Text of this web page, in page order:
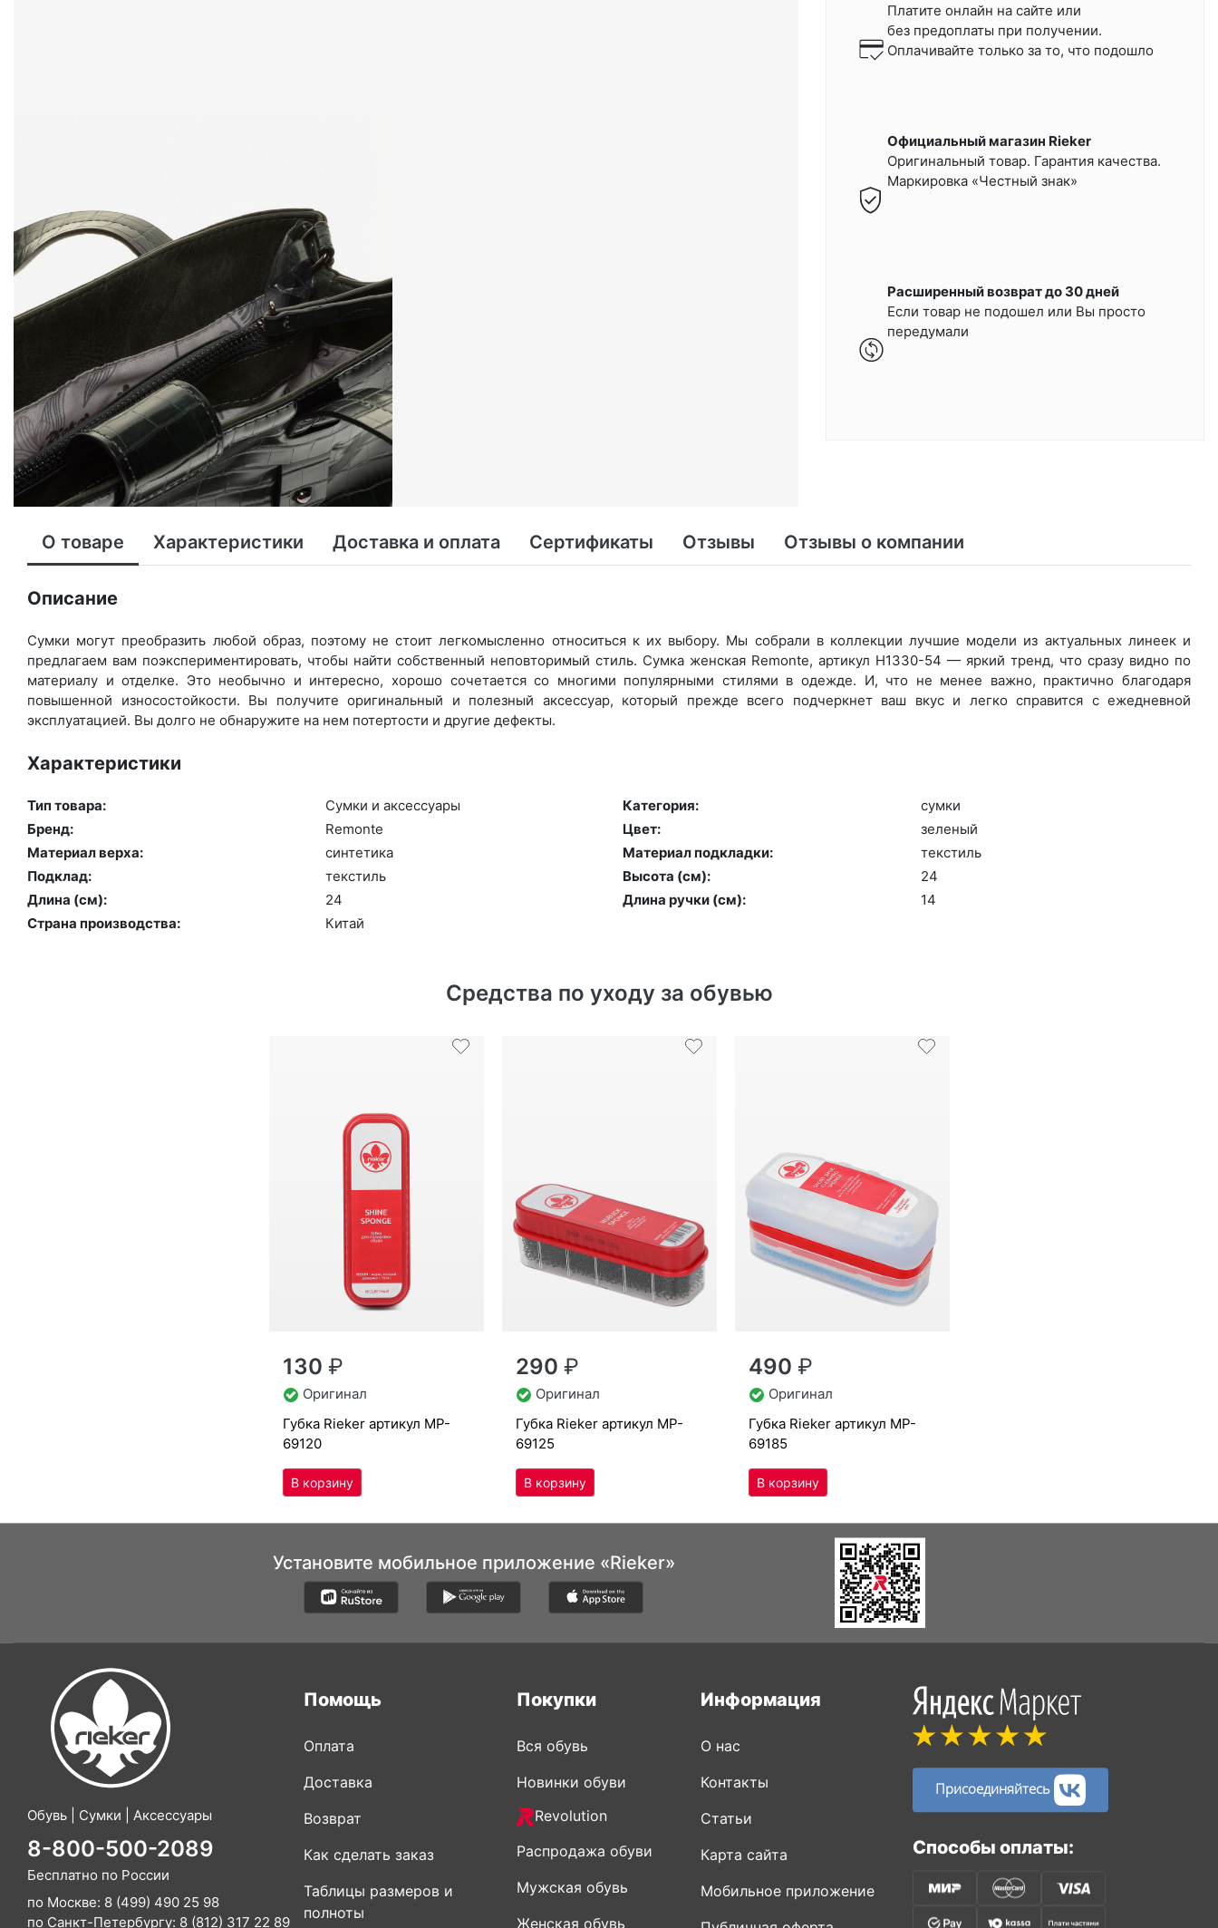
Платите онлайн на сайте или
без предоплаты при получении.
Оплачивайте только за то, что подошло
Официальный магазин Rieker
Оригинальный товар. Гарантия качества.
Маркировка «Честный знак»
Расширенный возврат до 30 дней
Если товар не подошел или Вы просто
передумали
О товаре Характеристики Доставка и оплата Сертификаты Отзывы Отзывы о компании
Описание
Сумки могут преобразить любой образ, поэтому не стоит легкомысленно относиться к их выбору. Мы собрали в коллекции лучшие модели из актуальных линеек и
предлагаем вам поэкспериментировать, чтобы найти собственный неповторимый стиль. Сумка женская Remonte, артикул H1330-54 — яркий тренд, что сразу видно по
материалу и отделке. Это необычно и интересно, хорошо сочетается со многими популярными стилями в одежде. И, что не менее важно, практично благодаря
повышенной износостойкости. Вы получите оригинальный и полезный аксессуар, который прежде всего подчеркнет ваш вкус и легко справится с ежедневной
эксплуатацией. Вы долго не обнаружите на нем потертости и другие дефекты.
Характеристики
Тип товара: Сум­ки и ак­сессу­ары Категория:
сум­ки
Бренд:
Re­mon­te Цвет:
зе­леный
Материал верха:
син­те­тика Материал подкладки:
текс­тиль
Подклад:
текс­тиль Высота (cм):
24
Длина (см):
24 Длина ручки (см):
14
Страна производства:
Ки­тай
Средства по уходу за обувью
130 ₽
Оригинал
губ­ка Ri­eker артикул MP-
69120
290 ₽
Оригинал
губ­ка Ri­eker артикул MP-
69125
490 ₽
Оригинал
губ­ка Ri­eker артикул MP-
69185
Установите мобильное приложение «Rieker»
Обувь | Сумки | Аксессуары
8-800-500-2089
Бесплатно по России
по Москве: 8 (499) 490 25 98
по Санкт-Петербургу: 8 (812) 317 22 89
Помощь
Оплата
Доставка
Возврат
Как сделать заказ
Таблицы размеров и
полноты
Покупки
Вся обувь
Новинки обуви
Revolution
Распродажа обуви
Мужская обувь
Женская обувь
Информация
О нас
Контакты
Статьи
Карта сайта
Мобильное приложение
Присоединяйтесь
Способы оплаты: